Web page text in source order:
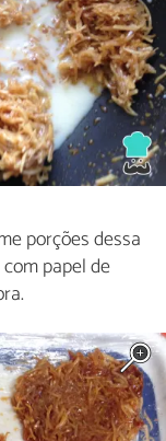
porções dessa
papel de